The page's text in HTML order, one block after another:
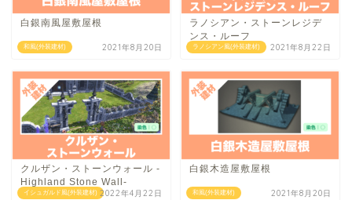
和風(外装建材)
白銀南風屋敷屋根
2021年8月20日 ラノシアン風(外装建材)
ラノシアン・ストーンレジデ
ンス・ルーフ
2021年8月22日
イシュガルド風(外装建材)
クルザン・ストーンウォール -
Highland Stone Wall-
2022年4月22日 和風(外装建材)
白銀木造屋敷屋根
2021年8月20日